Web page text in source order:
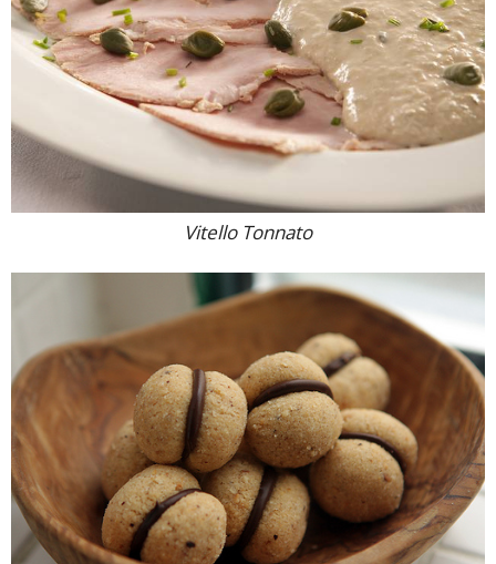
Vitello Tonnato